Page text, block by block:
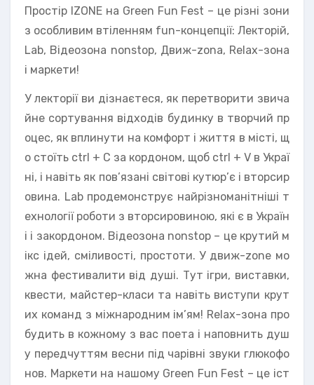
Простір IZONE на Green Fun Fest – це різні зони
з особливим втіленням fun-концепції: Лекторій,
Lab, Відеозона nonstop, Движ-zonа, Relax-зона
і маркети!
У лекторії ви дізнаєтеся, як перетворити звича
йне сортування відходів будинку в творчий пр
оцес, як вплинути на комфорт і життя в місті, щ
о стоїть ctrl + C за кордоном, щоб ctrl + V в Украї
ні, і навіть як пов’язані світові кутюр’є і вторсир
овина. Lab продемонструє найрізноманітніші т
ехнології роботи з вторсировиною, які є в Україн
і і закордоном. Відеозона nonstop – це крутий м
ікс ідей, сміливості, простоти. У движ-zone мо
жна фестивалити від душі. Тут ігри, виставки,
квести, майстер-класи та навіть виступи крут
их команд з міжнародним ім’ям! Relax-зона про
будить в кожному з вас поета і наповнить душ
у передчуттям весни під чарівні звуки глюкофо
нов. Маркети на нашому Green Fun Fest – це іст